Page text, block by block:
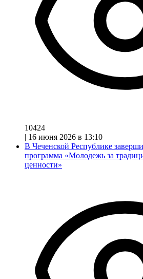
10424
| 16 июня 2026 в 13:10
В Чеченской Республике
программа «Молодежь за
ценности»